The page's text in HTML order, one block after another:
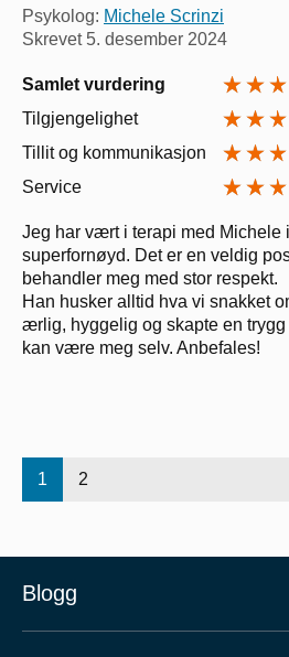
Psykolog: Michele Scrinzi
Skrevet 5. desember 2024
Samlet vurdering
Tilgjengelighet
Tillit og kommunikasjon
Service
Jeg har vært i terapi med Michele
superfornøyd. Det er en veldig
behandler meg med stor respekt.
Han husker alltid hva vi snakket
ærlig, hyggelig og skapte en
kan være meg selv. Anbefales!
1 2
Blogg